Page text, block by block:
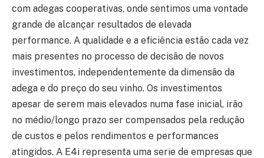
com adegas cooperativas, onde sentimos uma vontade
grande de alcançar resultados de elevada
performance. A qualidade e a eficiência estão cada vez
mais presentes no processo de decisão de novos
investimentos, independentemente da dimensão da
adega e do preço do seu vinho. Os investimentos
apesar de serem mais elevados numa fase inicial, irão
no médio/longo prazo ser compensados pela redução
de custos e pelos rendimentos e performances
atingidos. A E4i representa uma serie de empresas que